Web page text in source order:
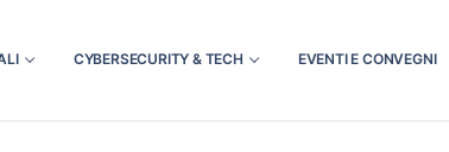
CYBERSECURITY & TECH EVENTI E CONVEGNI